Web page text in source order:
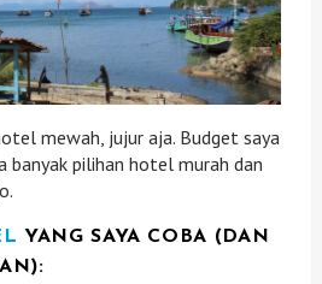
mewah, jujur aja. Budget saya
pilihan hotel murah dan
YANG SAYA COBA (DAN